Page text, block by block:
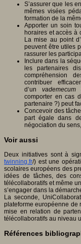
S’assurer que les
mêmes visées
formation de la
Apporter un soin
horaires et accès à
La mise au point
peuvent être utiles
rassurer les
Inclure dans la
les partenaires
compréhension
contribuer
d’un vademecum
comporter en cas
partenaire ?) peut
Concevoir des
part égale dans
négociation du
Voir aussi
Deux initiatives sont à
twinning.fr/) est une
scolaires européens des
idées de tâches, des
télécollaboratifs et même
s’engager dans la
La seconde,
plateforme européenne de
mise en relation de
télécollaboratifs au niveau
Références